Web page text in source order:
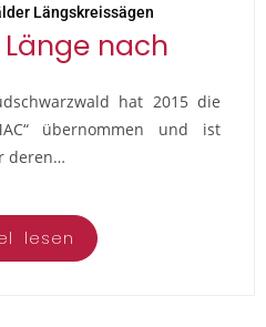
Längskreissägen
nach
hat 2015 die
übernommen und ist
deren…
lesen